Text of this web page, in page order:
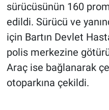
sürücüsünün 160
edildi. Sürücü ve
için Bartın Devlet
polis merkezine
Araç ise bağlanarak
otoparkına çekildi.